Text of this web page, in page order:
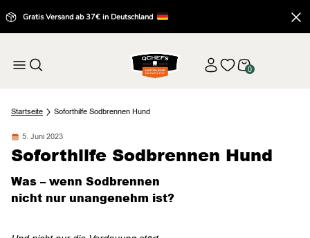
Gratis Versand ab 37€ in Deutschland
0
Startseite Soforthilfe Sodbrennen Hund
5. Juni 2023
Soforthilfe Sodbrennen Hund
Was – wenn Sodbrennen
nicht nur unangenehm ist?